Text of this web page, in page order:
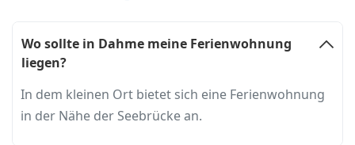
Wo sollte in Dahme meine Ferienwohnung
liegen?
In dem kleinen Ort bietet sich eine Ferienwohnung
in der Nähe der Seebrücke an.